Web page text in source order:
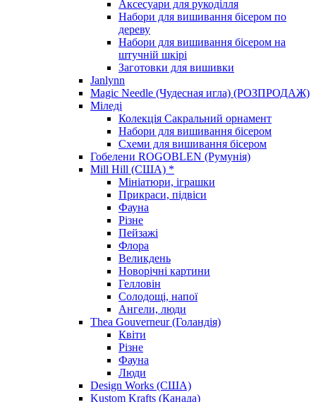
Аксесуари для рукоділля
Набори для вишивання бісером по
дереву
Набори для вишивання бісером на
штучній шкірі
Заготовки для вишивки
Janlynn
Magic Needle (Чудесная игла) (РОЗПРОДАЖ)
Міледі
Колекція Сакральний орнамент
Набори для вишивання бісером
Схеми для вишивання бісером
Гобелени ROGOBLEN (Румунія)
Mill Hill (США) *
Мініатюри, іграшки
Прикраси, підвіси
Фауна
Різне
Пейзажі
Флора
Великдень
Новорічні картини
Гелловін
Солодощі, напої
Ангели, люди
Thea Gouverneur (Голандія)
Квіти
Різне
Фауна
Люди
Design Works (США)
Kustom Krafts (Канада)